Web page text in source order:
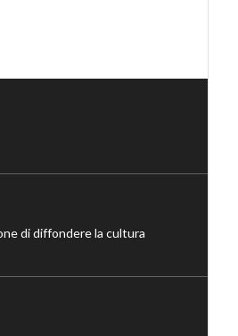
di diffondere la cultura